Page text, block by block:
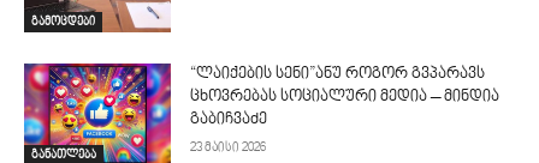
გამოცდები
განათლება
“ლაიქების სენი”ანუ როგორ გვპარავს
ცხოვრებას სოციალური მედია – მინდია
გაბიჩვაძე
23 მაისი 2026